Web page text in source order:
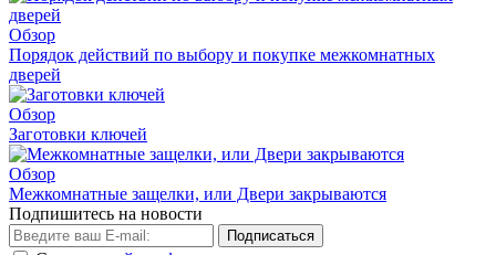
Обзор
Порядок действий по выбору и покупке межкомнатных
дверей
Обзор
Заготовки ключей
Обзор
Межкомнатные защелки, или Двери закрываются
Подпишитесь на новости
Подписаться